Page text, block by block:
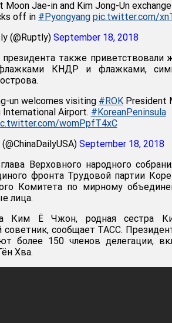
Jae-in and Kim Jong-Un
off in #Pyongyang pic.twitter.com/
(@Ruptly) September 18, 2018
также приветствовали
КНДР и флажками,
un welcomes visiting #ROK President
International Airport. #KoreanPeninsula
womPpfT4xC
September 18, 2018
Верховного народного
фронта Трудовой партии
Комитета по мирному
лица.
Ким Ё Чжон, родная сестра
сообщает ТАСС.
более 150 членов делегации,
Хва.